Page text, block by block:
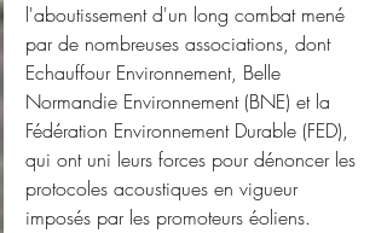
l'aboutissement d'un long combat mené
par de nombreuses associations, dont
Echauffour Environnement, Belle
Normandie Environnement (BNE) et la
Fédération Environnement Durable (FED),
qui ont uni leurs forces pour dénoncer les
protocoles acoustiques en vigueur
imposés par les promoteurs éoliens.